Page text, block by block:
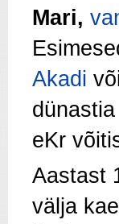
Mari,
Akadi
eKr
Aastast
väl­ja